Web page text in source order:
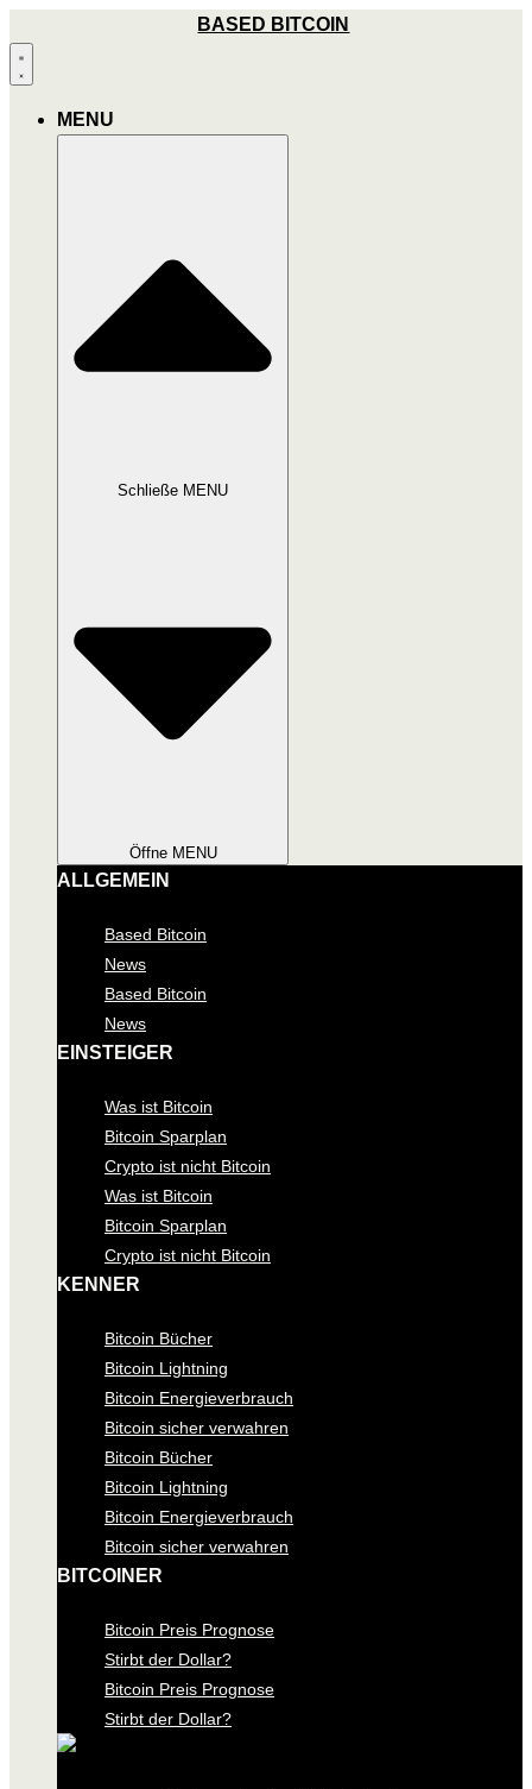
Inhalt
wechseln
BASED BITCOIN
MENU
Schließe MENU
Öffne MENU
ALLGEMEIN
Based Bitcoin
News
Based Bitcoin
News
EINSTEIGER
Was ist Bitcoin
Bitcoin Sparplan
Crypto ist nicht Bitcoin
Was ist Bitcoin
Bitcoin Sparplan
Crypto ist nicht Bitcoin
KENNER
Bitcoin Bücher
Bitcoin Lightning
Bitcoin Energieverbrauch
Bitcoin sicher verwahren
Bitcoin Bücher
Bitcoin Lightning
Bitcoin Energieverbrauch
Bitcoin sicher verwahren
BITCOINER
Bitcoin Preis Prognose
Stirbt der Dollar?
Bitcoin Preis Prognose
Stirbt der Dollar?